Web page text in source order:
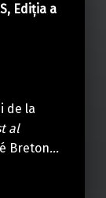
Ediția a
de la
al
Breton…